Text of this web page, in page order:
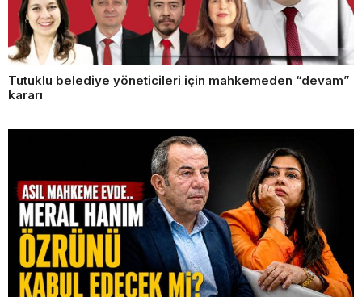
Tutuklu belediye yöneticileri için mahkemeden “devam”
kararı